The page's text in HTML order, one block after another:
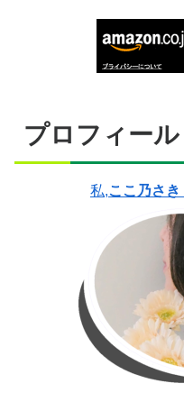
プロフィール
私,ここ乃さき